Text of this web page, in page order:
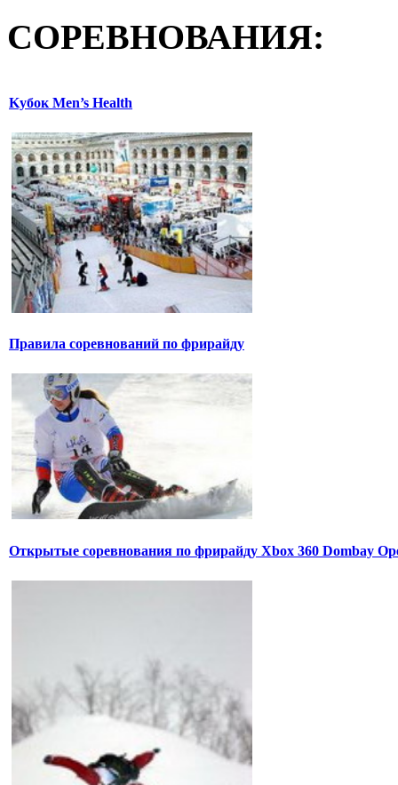
СОРЕВНОВАНИЯ:
Kубок Men’s Health
Правила соревнований по фрирайду
Открытые соревнования по фрирайду Xbox 360 Dombay